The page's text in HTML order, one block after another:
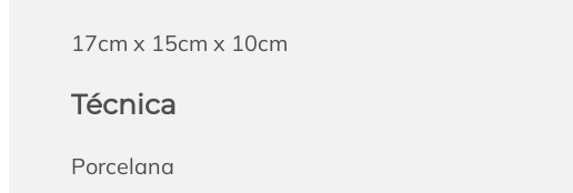
17cm x 15cm x 10cm
Técnica
Porcelana